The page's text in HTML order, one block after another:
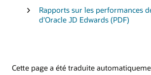
Rapports sur les performances
d'Oracle JD Edwards (PDF)
Cette page a été traduite